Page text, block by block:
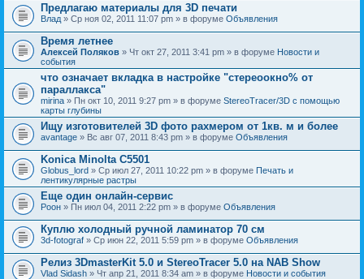
Предлагаю материалы для 3D печати
Влад » Ср ноя 02, 2011 11:07 pm » в форуме Объявления
Время летнее
Алексей Поляков » Чт окт 27, 2011 3:41 pm » в форуме Новости и
события
что означает вкладка в настройке "стереоокно% от
параллакса"
mirina » Пн окт 10, 2011 9:27 pm » в форуме StereoTracer/3D с помощью
карты глубины
Ищу изготовителей 3D фото рахмером от 1кв. м и более
avantage » Вс авг 07, 2011 8:43 pm » в форуме Объявления
Konica Minolta C5501
Globus_lord » Ср июл 27, 2011 10:22 pm » в форуме Печать и
лентикулярные растры
Еще один онлайн-сервис
Pоон » Пн июл 04, 2011 2:22 pm » в форуме Объявления
Куплю холодный ручной ламинатор 70 см
3d-fotograf » Ср июн 22, 2011 5:59 pm » в форуме Объявления
Релиз 3DmasterKit 5.0 и StereoTracer 5.0 на NAB Show
Vlad Sidash » Чт апр 21, 2011 8:34 am » в форуме Новости и события